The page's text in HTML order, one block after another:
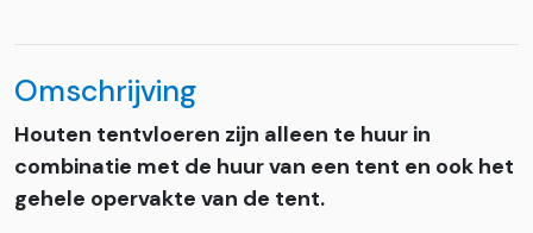
Omschrijving
Houten tentvloeren zijn alleen te huur in
combinatie met de huur van een tent en ook het
gehele opervakte van de tent.